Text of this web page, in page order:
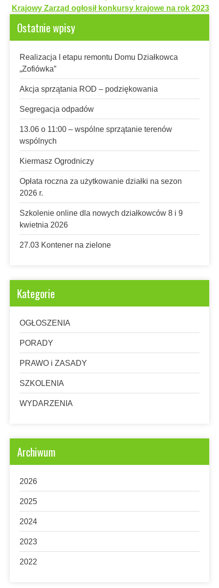
wpisu
Krajowy Zarząd ogłosił konkursy krajowe na rok 2023
Ostatnie wpisy
Realizacja I etapu remontu Domu Działkowca
„Zofiówka”
Akcja sprzątania ROD – podziękowania
Segregacja odpadów
13.06 o 11:00 – wspólne sprzątanie terenów
wspólnych
Kiermasz Ogrodniczy
Opłata roczna za użytkowanie działki na sezon
2026 r.
Szkolenie online dla nowych działkowców 8 i 9
kwietnia 2026
27.03 Kontener na zielone
Kategorie
OGŁOSZENIA
PORADY
PRAWO i ZASADY
SZKOLENIA
WYDARZENIA
Archiwum
2026
2025
2024
2023
2022